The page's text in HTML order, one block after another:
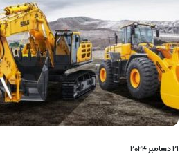
21 دسامبر 2024